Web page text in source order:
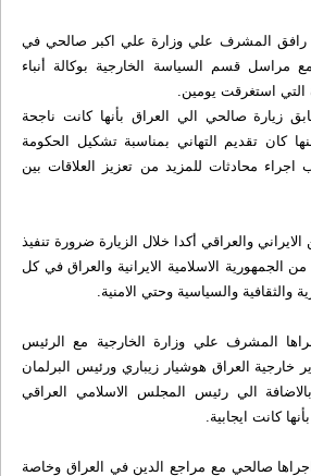
المشرف علي وزارة علي اكبر صالحي في
مراسل قسم السياسة الخارجية بوكالة أنباء
التي استغرقت يومين.
زيارة صالحي الي العراق بأنها كانت ناجحة
كان تقديم التهاني بمناسبة تشكيل الحكومة
اجراء محادثات للمزيد من تعزيز العلاقات بين
والعراقي أكدا خلال الزيارة ضرورة تنفيذ
الجمهورية الاسلامية الايرانية والعراق في كل
والثقافية والسياسية وحتي الامنية.
المشرف علي وزارة الخارجية مع الرئيس
خارجية العراق هوشيار زيباري ورئيس البرلمان
الي رئيس المجلس الاسلامي العراقي
كانت ايجابية.
اجراها صالحي مع مراجع الدين في العراق وخاصة